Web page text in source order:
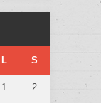
L S
1 2